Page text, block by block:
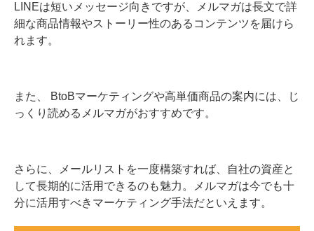
LINEは短いメッセージ向きですが、メルマガは長文で詳
細な商品情報やストーリー性のあるコンテンツを届けら
れます。
また、 BtoBマーケティングや高単価商品の案内には、じ
っくり読めるメルマガがおすすめです。
さらに、メールリストを一度構築すれば、自社の資産と
して長期的に活用できるのも魅力。メルマガは今でも十
分に活用すべきマーケティング手法だといえます。